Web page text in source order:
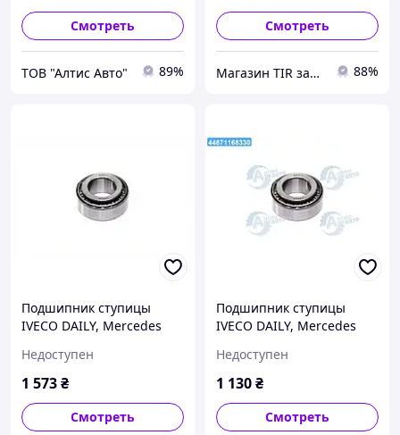
Смотреть
ТОВ "Алтис Авто" 89%
Смотреть
Магазин TIR запчастей для грузовиков, тягачей ТИР 88%
Подшипник ступицы
IVECO DAILY, Mercedes
VOLVO FL6 (EMMERRE)
931011
Недоступен
1 573₴
Смотреть
Подшипник ступицы
IVECO DAILY, Mercedes
MIDLINER, VOLVO FL6
(производство EMMERRE)
Недоступен
1 130₴
Смотреть